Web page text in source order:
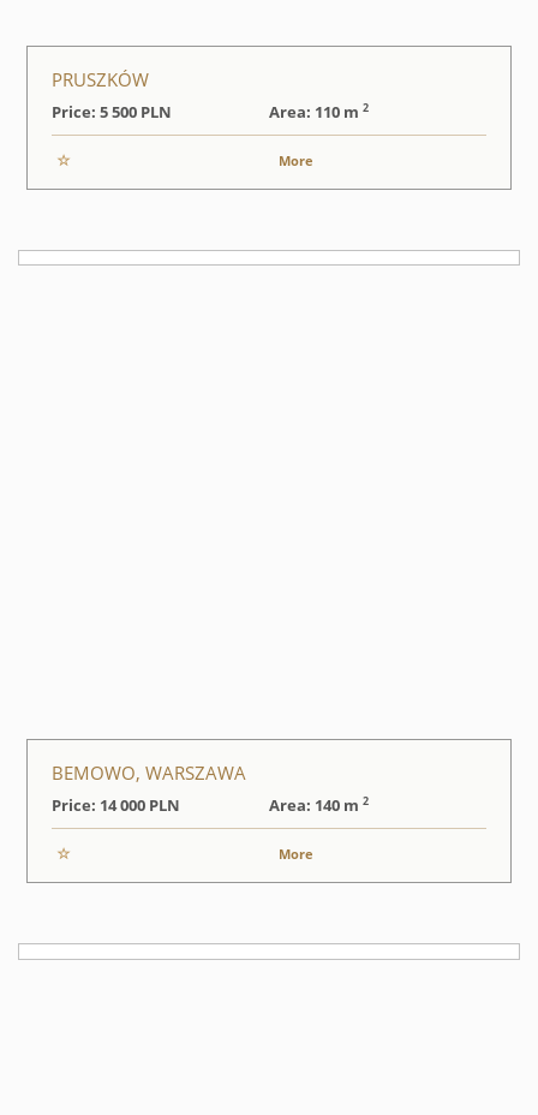
PRUSZKÓW
Price: 5 500 PLN Area: 110 m 2
More
BEMOWO, WARSZAWA
Price: 14 000 PLN Area: 140 m 2
More